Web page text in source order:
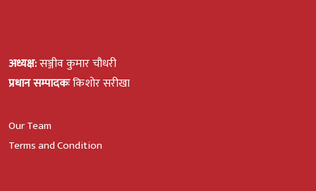
अध्यक्ष:सञ्जीव कुमार चौधरी
प्रधान सम्पादकःकिशोर सरीखा
Our Team
Terms and Condition